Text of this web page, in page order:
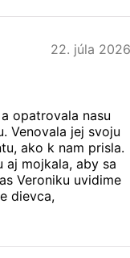
22. júla 2026
opatrovala nasu
Venovala jej svoju
ako k nam prisla.
aj mojkala, aby sa
Veroniku uvidime
dievca,